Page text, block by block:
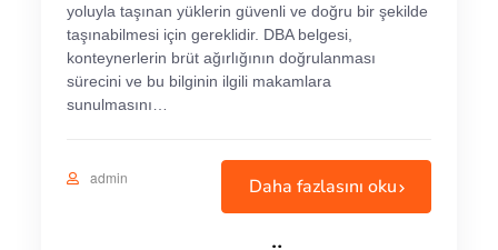
yoluyla taşınan yüklerin güvenli ve doğru bir şekilde
taşınabilmesi için gereklidir. DBA belgesi,
konteynerlerin brüt ağırlığının doğrulanması
sürecini ve bu bilginin ilgili makamlara
sunulmasını…
admin Daha fazlasını oku